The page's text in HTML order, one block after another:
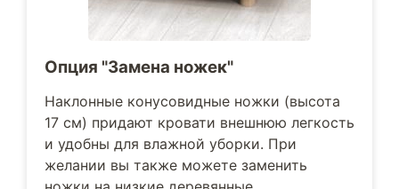
Опция "Замена ножек"
Наклонные конусовидные ножки (высота
17 см) придают кровати внешнюю легкость
и удобны для влажной уборки. При
желании вы также можете заменить